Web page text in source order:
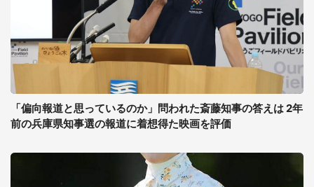
「偏向報道と思っているのか」問われた斎藤知事の答えは 2年
前の兵庫県知事選の報道に着想得た映画を評価